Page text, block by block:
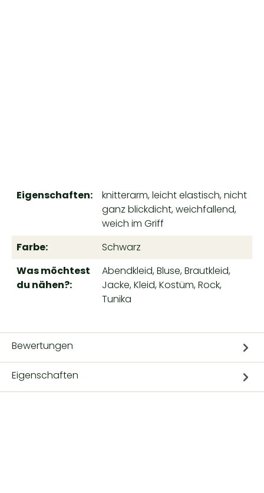
Eigenschaften:
knitterarm, leicht elastisch, nicht
ganz blickdicht, weichfallend,
weich im Griff
Farbe:
Schwarz
Was möchtest
du nähen?:
Abendkleid, Bluse, Brautkleid,
Jacke, Kleid, Kostüm, Rock,
Tunika
Bewertungen
Eigenschaften